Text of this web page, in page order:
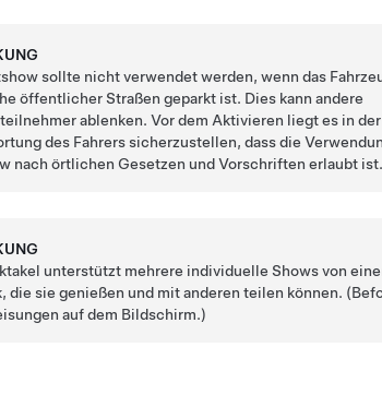
sollte nicht verwendet werden, wenn das
öffentlicher Straßen geparkt ist. Dies kann andere
ablenken. Vor dem Aktivieren liegt es in der
des Fahrers sicherzustellen, dass die
nach örtlichen Gesetzen und Vorschriften erlaubt ist.
unterstützt mehrere individuelle Shows von
die sie genießen und mit anderen teilen können.
auf dem Bildschirm.)